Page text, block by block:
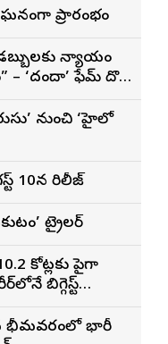
ప్రారంభం
డబ్బులకు న్యాయం
– ‘దందా’ ఫేమ్ దొర
నుంచి ‘హైలో
10న రిలీజ్
ట్రైలర్
కోట్లకు పైగా
బిగ్గెస్ట్
భీమవరంలో భారీ